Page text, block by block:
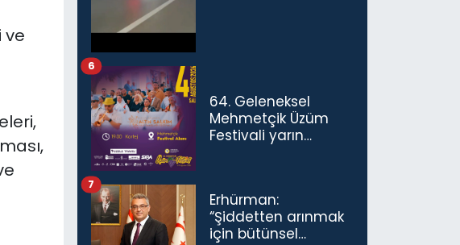
ve
64. Geleneksel
Mehmetçik Üzüm
Festivali yarın
6
Erhürman:
“Şiddetten arınmak
için bütünsel
7